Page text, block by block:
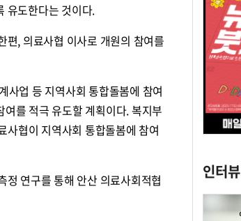
유도한다는 것이다.
편, 의료사협 이사로 개원의 참여를
사업 등 지역사회 통합돌봄에 참여
를 적극 유도할 계획이다. 복지부
사협이 지역사회 통합돌봄에 참여
정 연구를 통해 안산 의료사회적협
인터뷰